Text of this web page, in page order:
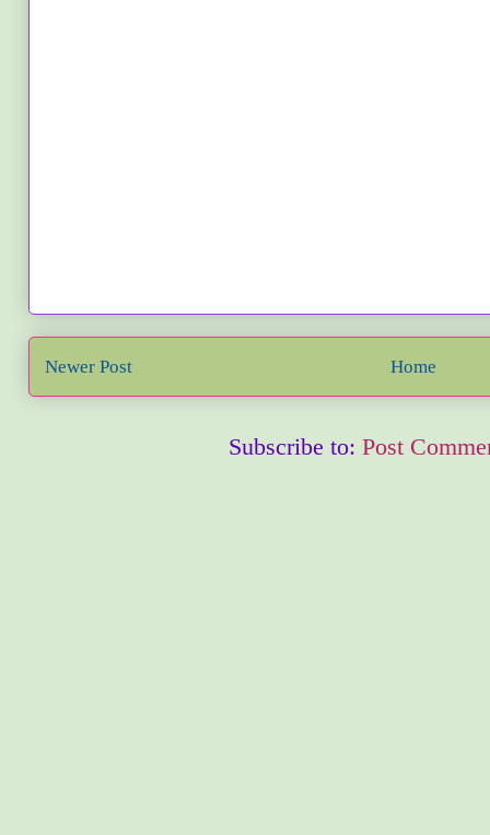
Newer Post Home
Subscribe to: Post